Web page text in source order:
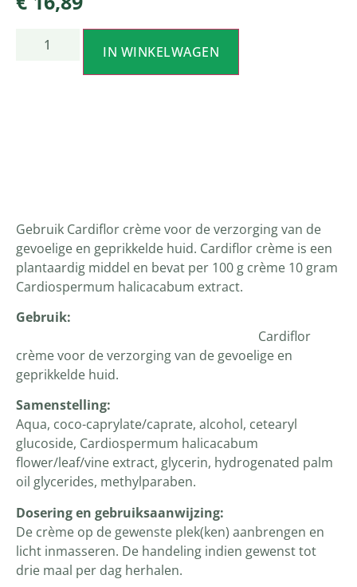
IN WINKELWAGEN
Gebruik Cardiflor crème voor de verzorging van de
gevoelige en geprikkelde huid. Cardiflor crème is een
plantaardig middel en bevat per 100 g crème 10 gram
Cardiospermum halicacabum extract.
Gebruik:
Cardiflor
crème voor de verzorging van de gevoelige en
geprikkelde huid.
Samenstelling:
Aqua, coco-caprylate/caprate, alcohol, cetearyl
glucoside, Cardiospermum halicacabum
flower/leaf/vine extract, glycerin, hydrogenated palm
oil glycerides, methylparaben.
Dosering en gebruiksaanwijzing:
De crème op de gewenste plek(ken) aanbrengen en
licht inmasseren. De handeling indien gewenst tot
drie maal per dag herhalen.